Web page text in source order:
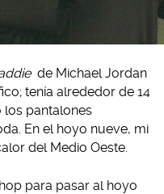
de Michael Jordan
tenía alrededor de 14
los pantalones
En el hoyo nueve, mi
del Medio Oeste.
para pasar al hoyo